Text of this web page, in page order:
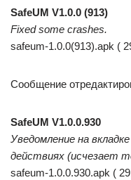
SafeUM V1.0.0 (913)
Fixed some crashes.
safeum-1.0.0(913).apk (
Сообщение
SafeUM V1.0.0.930
Уведомление на
действиях (исчезает
safeum-1.0.0.930.apk (